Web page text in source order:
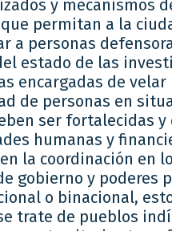
y mecanismos
permitan a la
a personas
estado de las
encargadas de velar
de personas en
ser fortalecidas y
humanas y
la coordinación en
gobierno y poderes
o binacional,
trate de pueblos